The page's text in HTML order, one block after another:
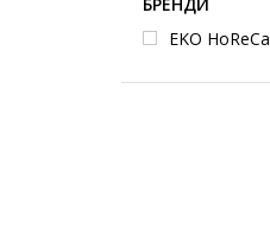
EKO HoReCa